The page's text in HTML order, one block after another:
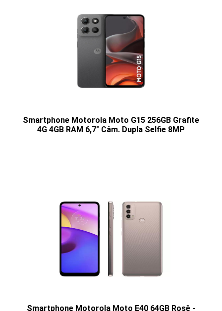
Smartphone Motorola Moto G15 256GB Grafite
4G 4GB RAM 6,7" Câm. Dupla Selfie 8MP
Smartphone Motorola Moto E40 64GB Rosê -